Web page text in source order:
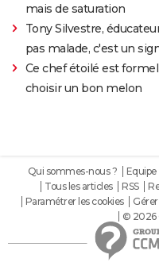
mais de saturation
Tony Silvestre,
pas malade, c'est un
Ce chef étoilé est
choisir un bon melon
Qui sommes-nous ? Equipe
Tous les articles
RSS
Paramétrer les cookies
© 2026